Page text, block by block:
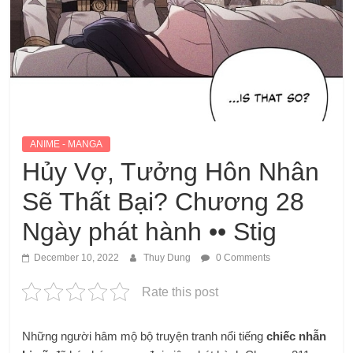
ANIME - MANGA
Hủy Vợ, Tưởng Hôn Nhân
Sẽ Thất Bại? Chương 28
Ngày phát hành •• Stig
December 10, 2022 Thuy Dung 0 Comments
Rate this post
Những người hâm mộ bộ truyện tranh nổi tiếngchiếc nhẫn